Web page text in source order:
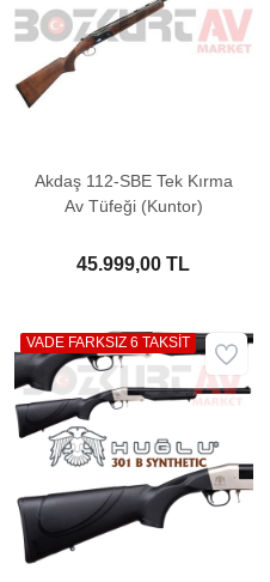
Akdaş 112-SBE Tek Kırma
Av Tüfeği (Kuntor)
45.999,00 TL
VADE FARKSIZ 6 TAKSİT